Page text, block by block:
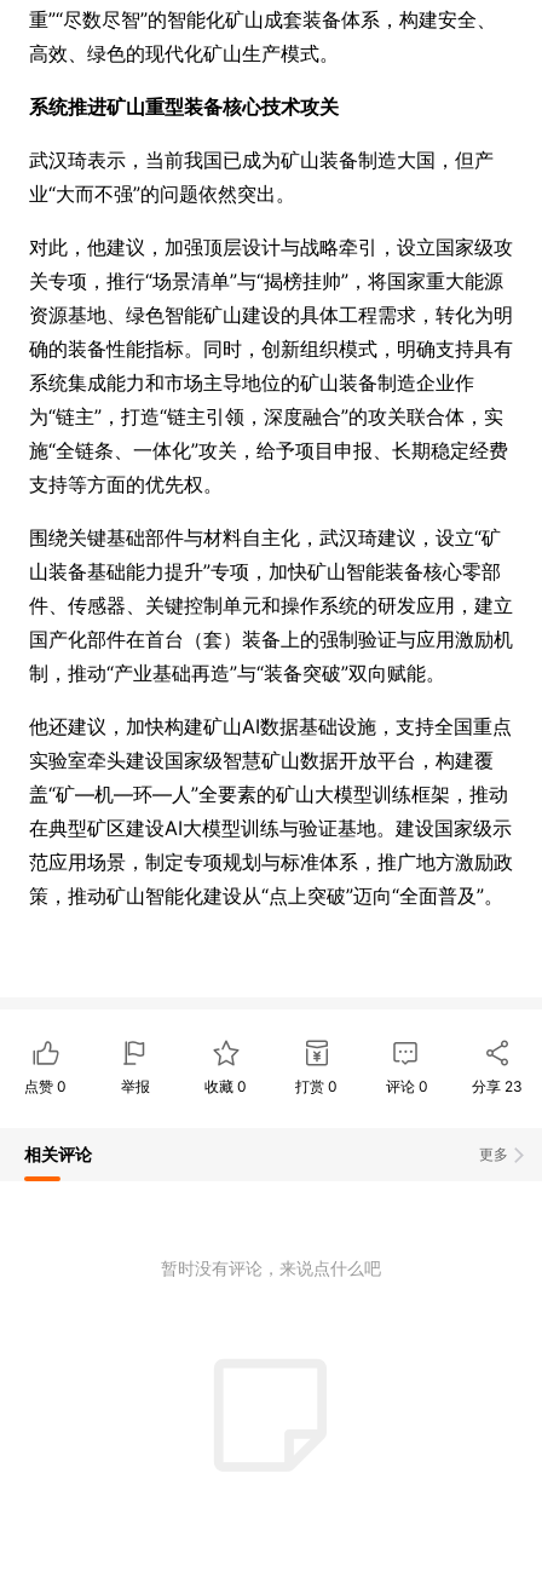
重”“尽数尽智”的智能化矿山成套装备体系，构建安全、
高效、绿色的现代化矿山生产模式。
系统推进矿山重型装备核心技术攻关
武汉琦表示，当前我国已成为矿山装备制造大国，但产
业“大而不强”的问题依然突出。
对此，他建议，加强顶层设计与战略牵引，设立国家级攻
关专项，推行“场景清单”与“揭榜挂帅”，将国家重大能源
资源基地、绿色智能矿山建设的具体工程需求，转化为明
确的装备性能指标。同时，创新组织模式，明确支持具有
系统集成能力和市场主导地位的矿山装备制造企业作
为“链主”，打造“链主引领，深度融合”的攻关联合体，实
施“全链条、一体化”攻关，给予项目申报、长期稳定经费
支持等方面的优先权。
围绕关键基础部件与材料自主化，武汉琦建议，设立“矿
山装备基础能力提升”专项，加快矿山智能装备核心零部
件、传感器、关键控制单元和操作系统的研发应用，建立
国产化部件在首台（套）装备上的强制验证与应用激励机
制，推动“产业基础再造”与“装备突破”双向赋能。
他还建议，加快构建矿山AI数据基础设施，支持全国重点
实验室牵头建设国家级智慧矿山数据开放平台，构建覆
盖“矿—机—环—人”全要素的矿山大模型训练框架，推动
在典型矿区建设AI大模型训练与验证基地。建设国家级示
范应用场景，制定专项规划与标准体系，推广地方激励政
策，推动矿山智能化建设从“点上突破”迈向“全面普及”。
点赞 0 举报 收藏0 打赏 0 评论 0 分享 23
更多
相关评论
暂时没有评论，来说点什么吧